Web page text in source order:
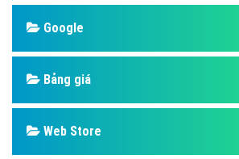
Google
Bảng giá
Web Store